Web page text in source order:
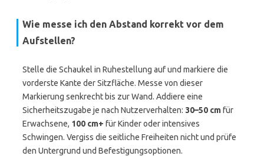
Wie messe ich den Abstand korrekt vor dem
Aufstellen?
Stelle die Schaukel in Ruhestellung auf und markiere die
vorderste Kante der Sitzfläche. Messe von dieser
Markierung senkrecht bis zur Wand. Addiere eine
Sicherheitszugabe je nach Nutzerverhalten: 30–50 cmfür
Erwachsene, 100 cm+ für Kinder oder intensives
Schwingen. Vergiss die seitliche Freiheiten nicht und prüfe
den Untergrund und Befestigungsoptionen.